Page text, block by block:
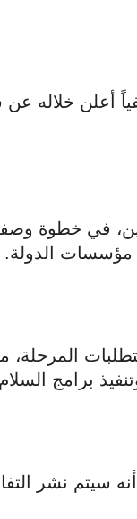
أعلن خلاله
في خطوة
مؤسسات الدولة.
المرحلة،
برامج السلام
سيتم نشر